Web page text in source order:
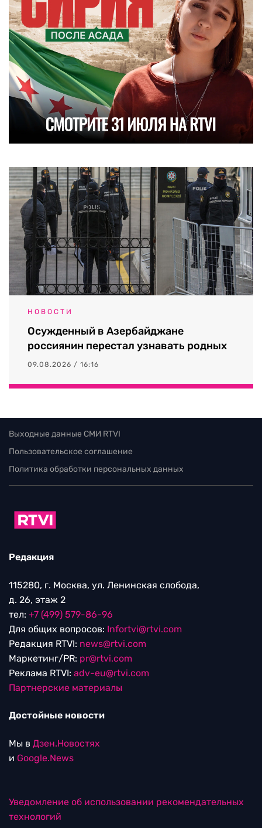
НОВОСТИ
Осужденный в Азербайджане
россиянин перестал узнавать родных
09.08.2026 / 16:16
Выходные данные СМИ RTVI
Пользовательское соглашение
Политика обработки персональных данных
Редакция
115280, г. Москва, ул. Ленинская слобода,
д. 26, этаж 2
тел: +7 (499) 579-86-96
Для общих вопросов: Infortvi@rtvi.com
Редакция RTVI: news@rtvi.com
Маркетинг/PR: pr@rtvi.com
Реклама RTVI: adv-eu@rtvi.com
Партнерские материалы
Достойные новости
Мы в Дзен.Новостях
и Google.News
Уведомление об использовании рекомендательных
технологий